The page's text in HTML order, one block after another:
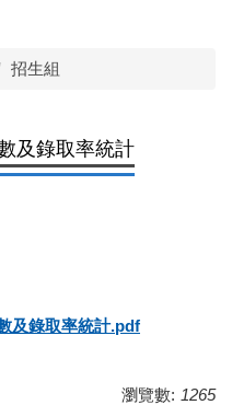
招生組
及錄取率統計
及錄取率統計.pdf
瀏覽數: 1265